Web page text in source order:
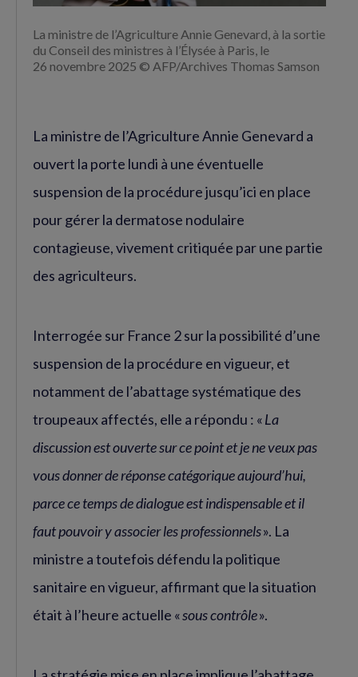
La ministre de l’Agriculture Annie Genevard, à la sortie
du Conseil des ministres à l’Élysée à Paris, le
26 novembre 2025 © AFP/Archives Thomas Samson
La ministre de l’Agriculture Annie Genevard a
ouvert la porte lundi à une éventuelle
suspension de la procédure jusqu’ici en place
pour gérer la dermatose nodulaire
contagieuse, vivement critiquée par une partie
des agriculteurs.
Interrogée sur France 2 sur la possibilité d’une
suspension de la procédure en vigueur, et
notamment de l’abattage systématique des
troupeaux affectés, elle a répondu : «La
discussion est ouverte sur ce point et je ne veux pas
vous donner de réponse catégorique aujourd’hui,
parce ce temps de dialogue est indispensable et il
faut pouvoir y associer les professionnels». La
ministre a toutefois défendu la politique
sanitaire en vigueur, affirmant que la situation
était à l’heure actuelle «sous contrôle».